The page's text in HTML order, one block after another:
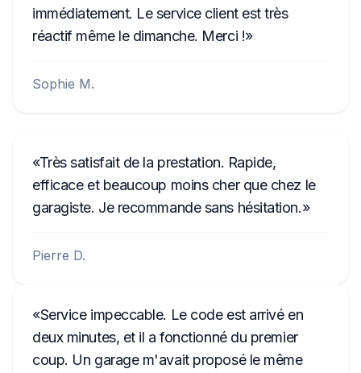
immédiatement. Le service client est très
réactif même le dimanche. Merci !
Sophie M.
Très satisfait de la prestation. Rapide,
efficace et beaucoup moins cher que chez le
garagiste. Je recommande sans hésitation.
Pierre D.
Service impeccable. Le code est arrivé en
deux minutes, et il a fonctionné du premier
coup. Un garage m'avait proposé le même